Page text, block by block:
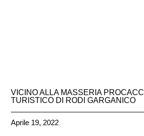
VICINO ALLA MASSERIA
TURISTICO DI RODI GARGANICO
Aprile 19, 2022